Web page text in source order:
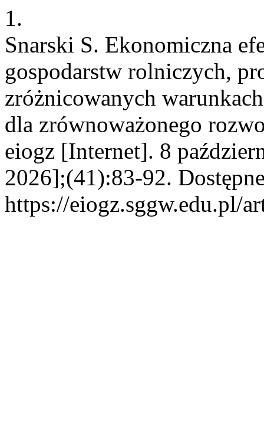
1.
Snarski S. Ekonomiczna
gospodarstw rolniczych,
zróżnicowanych
dla zrównoważonego
eiogz [Internet]. 8
2026];(41):83-92.
https://eiogz.sggw.edu.pl/